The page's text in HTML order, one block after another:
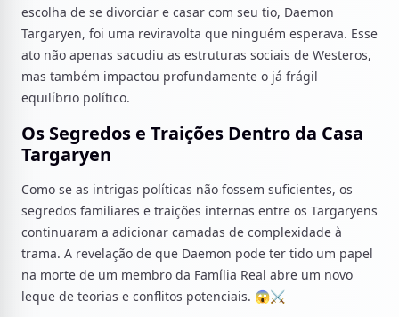
escolha de se divorciar e casar com seu tio, Daemon
Targaryen, foi uma reviravolta que ninguém esperava. Esse
ato não apenas sacudiu as estruturas sociais de Westeros,
mas também impactou profundamente o já frágil
equilíbrio político.
Os Segredos e Traições Dentro da Casa
Targaryen
Como se as intrigas políticas não fossem suficientes, os
segredos familiares e traições internas entre os Targaryens
continuaram a adicionar camadas de complexidade à
trama. A revelação de que Daemon pode ter tido um papel
na morte de um membro da Família Real abre um novo
leque de teorias e conflitos potenciais. 😱⚔️